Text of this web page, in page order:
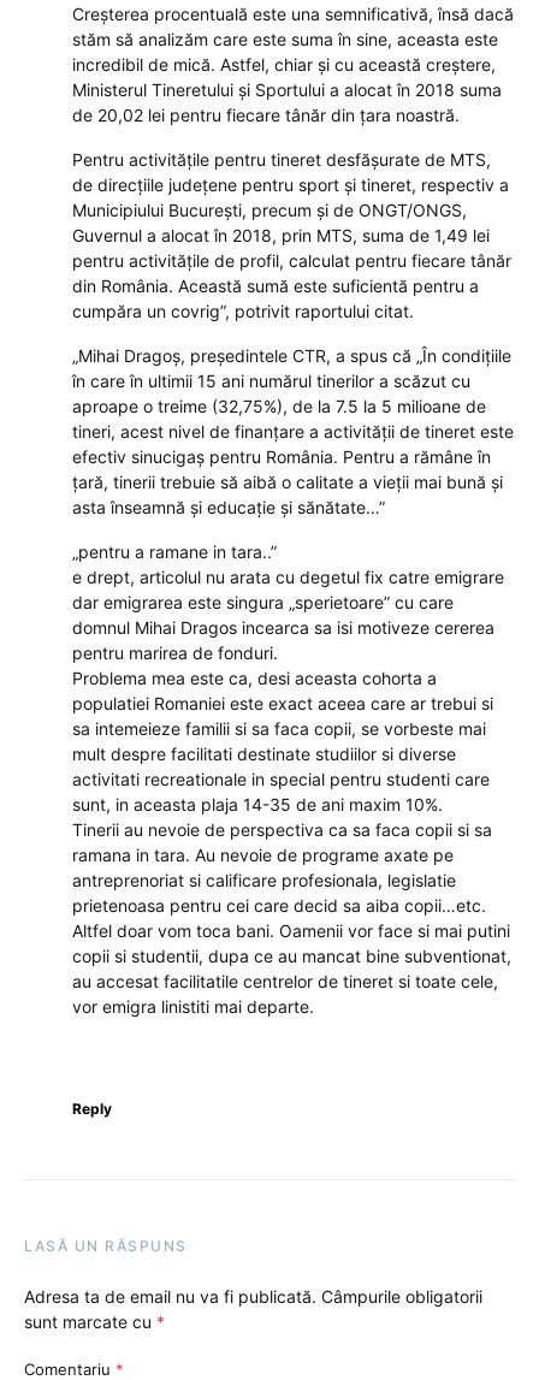
Creșterea procentuală este una semnificativă, însă dacă
stăm să analizăm care este suma în sine, aceasta este
incredibil de mică. Astfel, chiar și cu această creștere,
Ministerul Tineretului și Sportului a alocat în 2018 suma
de 20,02 lei pentru fiecare tânăr din țara noastră.
Pentru activitățile pentru tineret desfășurate de MTS,
de direcțiile județene pentru sport și tineret, respectiv a
Municipiului București, precum și de ONGT/ONGS,
Guvernul a alocat în 2018, prin MTS, suma de 1,49 lei
pentru activitățile de profil, calculat pentru fiecare tânăr
din România. Această sumă este suficientă pentru a
cumpăra un covrig”, potrivit raportului citat.
„Mihai Dragoș, președintele CTR, a spus că „În condițiile
în care în ultimii 15 ani numărul tinerilor a scăzut cu
aproape o treime (32,75%), de la 7.5 la 5 milioane de
tineri, acest nivel de finanțare a activității de tineret este
efectiv sinucigaș pentru România. Pentru a rămâne în
țară, tinerii trebuie să aibă o calitate a vieții mai bună și
asta înseamnă și educație și sănătate…”
„pentru a ramane in tara..”
e drept, articolul nu arata cu degetul fix catre emigrare
dar emigrarea este singura „sperietoare” cu care
domnul Mihai Dragos incearca sa isi motiveze cererea
pentru marirea de fonduri.
Problema mea este ca, desi aceasta cohorta a
populatiei Romaniei este exact aceea care ar trebui si
sa intemeieze familii si sa faca copii, se vorbeste mai
mult despre facilitati destinate studiilor si diverse
activitati recreationale in special pentru studenti care
sunt, in aceasta plaja 14-35 de ani maxim 10%.
Tinerii au nevoie de perspectiva ca sa faca copii si sa
ramana in tara. Au nevoie de programe axate pe
antreprenoriat si calificare profesionala, legislatie
prietenoasa pentru cei care decid sa aiba copii…etc.
Altfel doar vom toca bani. Oamenii vor face si mai putini
copii si studentii, dupa ce au mancat bine subventionat,
au accesat facilitatile centrelor de tineret si toate cele,
vor emigra linistiti mai departe.
Reply
LASĂ UN RĂSPUNS
Adresa ta de email nu va fi publicată. Câmpurile obligatorii
sunt marcate cu *
Comentariu *